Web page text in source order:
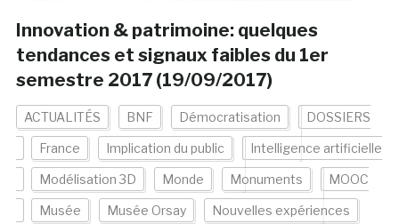
Innovation & patrimoine: quelques
tendances et signaux faibles du 1er
semestre 2017 (19/09/2017)
ACTUALITÉS BNF Démocratisation DOSSIERS
France Implication du public Intelligence artificielle
Modélisation 3D Monde Monuments MOOC
Musée Musée Orsay Nouvelles expériences